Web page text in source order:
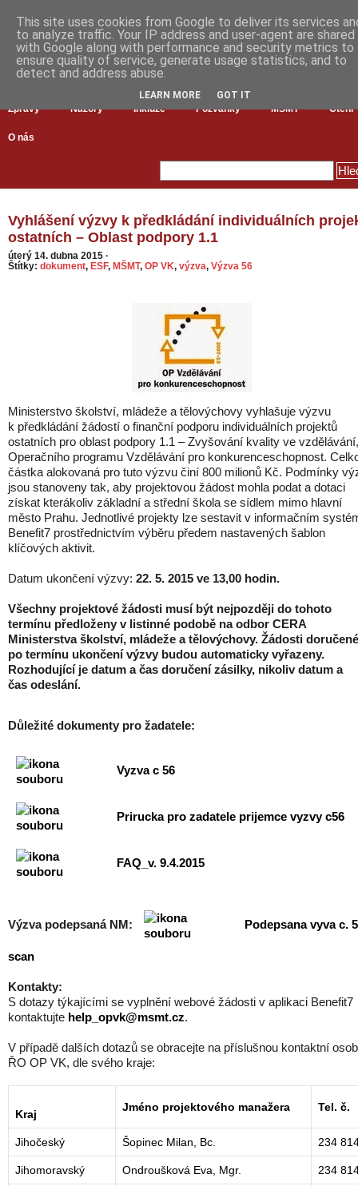
Zprávy Názory Inkluze Pozvánky MŠMT Čtení
O nás
Vyhlášení výzvy k předkládání individuálních
ostatních – Oblast podpory 1.1
úterý 14. dubna 2015 ·
Štítky: dokument, ESF, MŠMT, OP VK, výzva, Výzva 56
Ministerstvo školství, mládeže a tělovýchovy vyhlašuje výzvu
k předkládání žádostí o finanční podporu individuálních projektů
ostatních pro oblast podpory 1.1 – Zvyšování kvality ve vzdělávání,
Operačního programu Vzdělávání pro konkurenceschopnost.
částka alokovaná pro tuto výzvu činí 800 milionů Kč. Podmínky
jsou stanoveny tak, aby projektovou žádost mohla podat a dotaci
získat kterákoliv základní a střední škola se sídlem mimo hlavní
město Prahu. Jednotlivé projekty lze sestavit v informačním
Benefit7 prostřednictvím výběru předem nastavených šablon
klíčových aktivit.
Datum ukončení výzvy: 22. 5. 2015 ve 13,00 hodin.
Všechny projektové žádosti musí být nejpozději do tohoto
termínu předloženy v listinné podobě na odbor CERA
Ministerstva školství, mládeže a tělovýchovy. Žádosti doručené
po termínu ukončení výzvy budou automaticky vyřazeny.
Rozhodující je datum a čas doručení zásilky, nikoliv datum a
čas odeslání.
Důležité dokumenty pro žadatele:
Vyzva c 56
Prirucka pro zadatele prijemce vyzvy c56
FAQ_v. 9.4.2015
Výzva podepsaná NM: Podepsana vyva c.
scan
Kontakty:
S dotazy týkajícími se vyplnění webové žádosti v aplikaci Benefit7
kontaktujte help_opvk@msmt.cz.
V případě dalších dotazů se obracejte na příslušnou kontaktní
ŘO OP VK, dle svého kraje:
Kraj
Jméno projektového manažera Tel. č.
Jihočeský Šopinec Milan, Bc. 234
Jihomoravský Ondroušková Eva, Mgr. 234
This site uses cookies from Google to deliver its services
to analyze traffic. Your IP address and user-agent are shared
with Google along with performance and security metrics to
ensure quality of service, generate usage statistics, and to
detect and address abuse.
LEARN MORE GOT IT